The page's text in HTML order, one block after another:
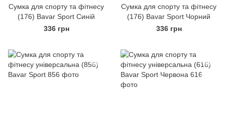
Сумка для спорту та фітнесу
(176) Bavar Sport Синій
336 грн
Сумка для спорту та фітнесу
(176) Bavar Sport Чорний
336 грн